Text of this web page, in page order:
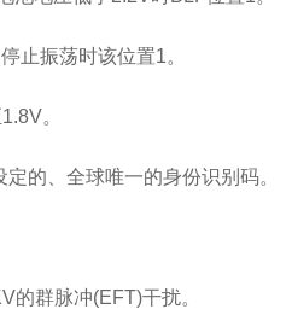
止振荡时该位置1。
。
的、全球唯一的身份识别码。
群脉冲(EFT)干扰。